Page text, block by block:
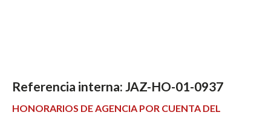
Referencia interna: JAZ-HO-01-0937
HONORARIOS DE AGENCIA POR CUENTA DEL